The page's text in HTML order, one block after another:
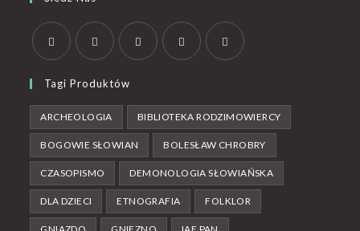
Tagi Produktów
ARCHEOLOGIA BIBLIOTEKA RODZIMOWIERCY
BOGOWIE SŁOWIAN BOLESŁAW CHROBRY
CZASOPISMO DEMONOLOGIA SŁOWIAŃSKA
DLA DZIECI ETNOGRAFIA FOLKLOR
GNIAZDO GNIEZNO IAE PAN